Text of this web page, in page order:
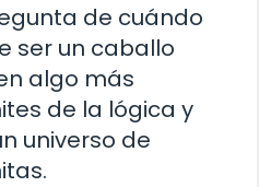
de cuándo
ser un caballo
algo más
de la lógica y
universo de